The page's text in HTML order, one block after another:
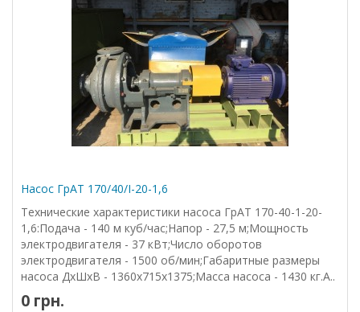
Насос ГрАТ 170/40/I-20-1,6
Технические характеристики насоса ГрАТ 170-40-1-20-
1,6:Подача - 140 м куб/час;Напор - 27,5 м;Мощность
электродвигателя - 37 кВт;Число оборотов
электродвигателя - 1500 об/мин;Габаритные размеры
насоса ДхШхВ - 1360х715х1375;Масса насоса - 1430 кг.А..
0 грн.